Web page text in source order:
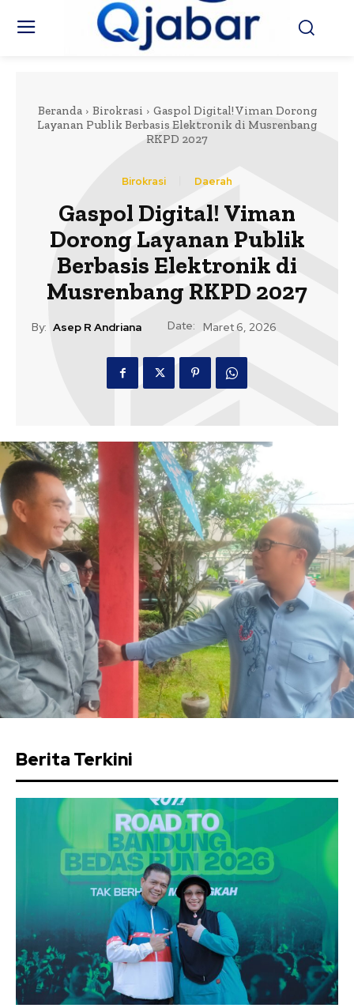
Beranda Birokrasi
Gaspol Digital! Viman Dorong
Layanan Publik Berbasis Elektronik di Musrenbang
RKPD 2027
Birokrasi Daerah
Gaspol Digital! Viman
Dorong Layanan Publik
Berbasis Elektronik di
Musrenbang RKPD 2027
By: Asep R Andriana Date: Maret 6, 2026
Berita Terkini